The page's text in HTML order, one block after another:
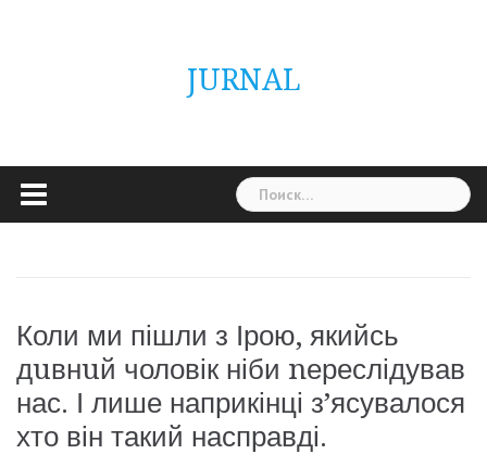
JURNAL
Найти:
Коли ми пішли з Ірою, якийсь
дuвнuй чоловік ніби nереслідував
нас. І лише наприкінці з’ясувалося
хто він такий насправді.